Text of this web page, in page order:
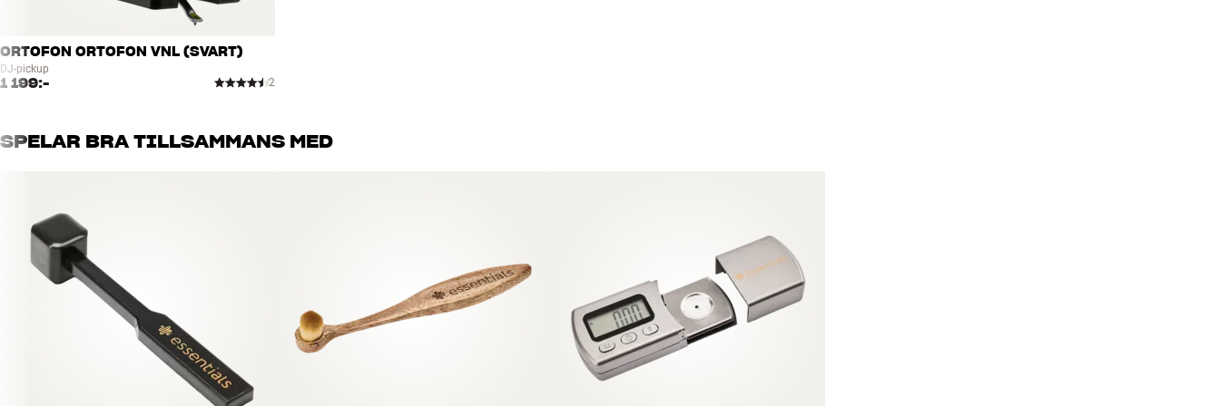
ORTOFON ORTOFON VNL (SVART)
DJ-pickup
1 199:- 2
SPELAR BRA TILLSAMMANS MED